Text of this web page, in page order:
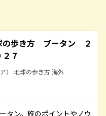
の歩き方 ブータン ２
７
） 地球の歩き方 海外
タン。旅のポイントやノウ